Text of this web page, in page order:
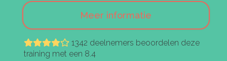
Meer informatie
1342 deelnemers beoordelen deze
training met een 8.4